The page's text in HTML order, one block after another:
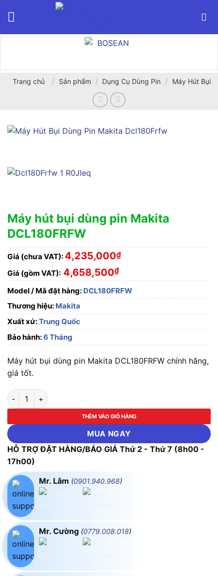
Trang chủ / Sản phẩm / Dụng Cụ Dùng Pin / Máy Hút Bụi
Máy hút bụi dùng pin Makita
DCL180FRFW
Giá (chưa VAT): 4,235,000₫
Giá (gồm VAT): 4,658,500₫
Model / Mã đặt hàng: DCL180FRFW
Thương hiệu: Makita
Xuất xứ:Trung Quốc
Bảo hành:6 Tháng
Máy hút bụi dùng pin Makita DCL180FRFW chính hãng,
giá tốt.
Máy hút bụi dùng pin Makita DCL180FRFW số lượng
THÊM VÀO GIỎ HÀNG
MUA NGAY
HỖ TRỢ ĐẶT HÀNG/BÁO GIÁ Thứ 2 - Thứ 7 (8h00 -
17h00)
Mr. Lâm (0901.940.968)
Mr. Cường (0779.008.018)